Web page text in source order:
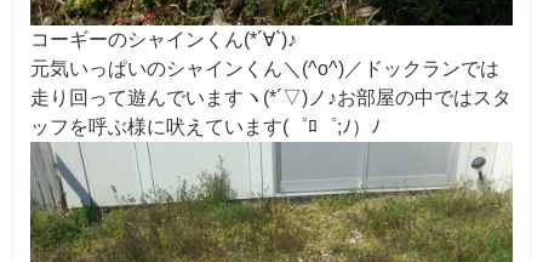
コーギーのシャインくん(*´∀`)♪
元気いっぱいのシャインくん＼(^o^)／ドックランでは
走り回って遊んでいますヽ(*´▽)ノ♪お部屋の中ではスタ
ッフを呼ぶ様に吠えています(゜ﾛ゜;ﾉ）ﾉ